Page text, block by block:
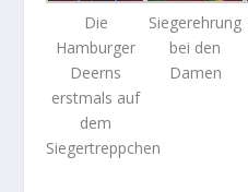
Die
Hamburger
Deerns
erstmals auf
dem
Siegertreppchen
Siegerehrung
bei den
Damen